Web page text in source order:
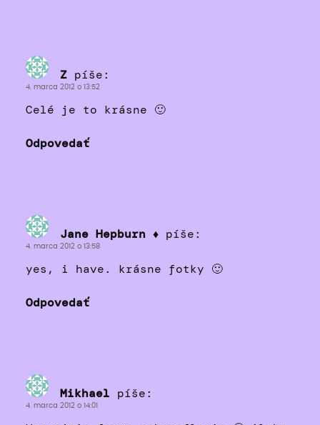
Z píše:
4. marca 2012 o 13:52
Celé je to krásne 🙂
Odpovedať
Jane Hepburn ♦ píše:
4. marca 2012 o 13:58
yes, i have. krásne fotky 🙂
Odpovedať
Mikhael píše:
4. marca 2012 o 14:01